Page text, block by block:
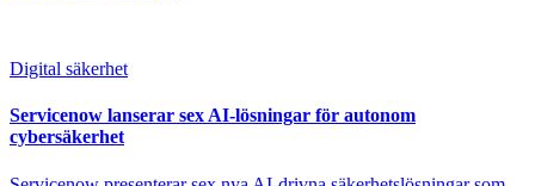
Digital säkerhet
Servicenow lanserar sex AI-lösningar för autonom
cybersäkerhet